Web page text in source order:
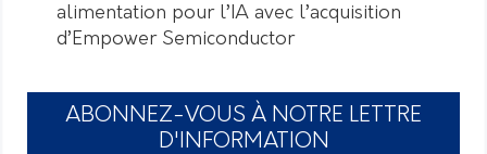
alimentation pour l’IA avec l’acquisition
d’Empower Semiconductor
ABONNEZ-VOUS À NOTRE LETTRE
D'INFORMATION